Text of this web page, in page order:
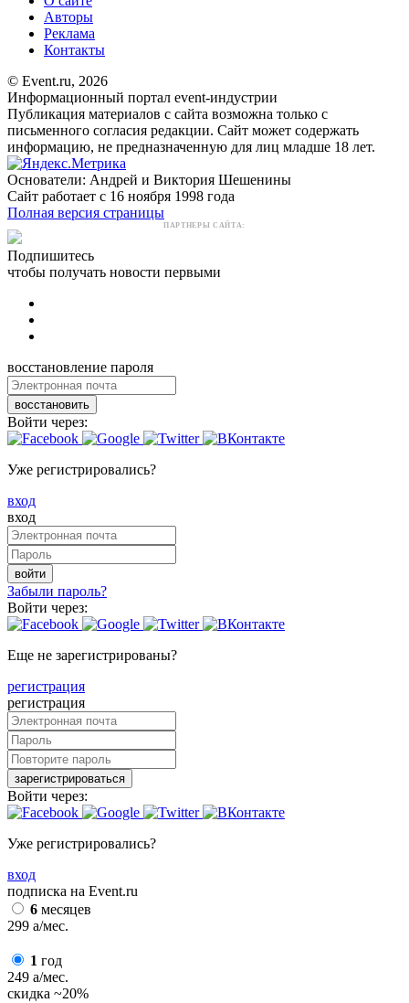
Авторы
Реклама
Контакты
© Event.ru, 2026
Информационный портал event-индустрии
Публикация материалов с сайта возможна только с
письменного согласия редакции. Сайт может содержать
информацию, не предназначенную для лиц младше 18 лет.
Основатели: Андрей и Виктория Шешенины
Сайт работает с 16 ноября 1998 года
Полная версия страницы
ПАРТНЕРЫ САЙТА:
Подпишитесь
чтобы получать новости первыми
восстановление пароля
восстановить
Войти через:
Уже регистрировались?
вход
вход
войти
Забыли пароль?
Войти через:
Еще не зарегистрированы?
регистрация
регистрация
зарегистрироваться
Войти через:
Уже регистрировались?
вход
подписка на Event.ru
6 месяцев
299 a/мес.
1 год
249 a/мес.
скидка ~20%